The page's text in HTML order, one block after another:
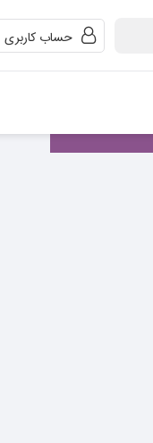
حساب کاربری